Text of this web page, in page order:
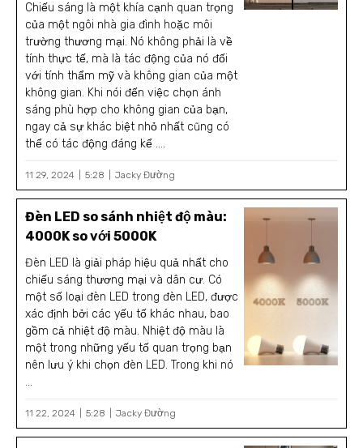
Chiếu sáng là một khía cạnh quan trọng
của một ngôi nhà gia đình hoặc môi
trường thương mại. Nó không phải là về
tính thực tế, mà là tác động của nó đối
với tính thẩm mỹ và không gian của một
không gian. Khi nói đến việc chọn ánh
sáng phù hợp cho không gian của bạn,
ngay cả sự khác biệt nhỏ nhất cũng có
thể có tác động đáng kể ....
11 29, 2024 5:28 Jacky Đường
Đèn LED so sánh nhiệt độ màu:
4000K so với 5000K
Đèn LED là giải pháp hiệu quả nhất cho
chiếu sáng thương mại và dân cư. Có
một số loại đèn LED trong đèn LED, được
xác định bởi các yếu tố khác nhau, bao
gồm cả nhiệt độ màu. Nhiệt độ màu là
một trong những yếu tố quan trọng bạn
nên lưu ý khi chọn đèn LED. Trong khi nó
...
11 22, 2024 5:28 Jacky Đường